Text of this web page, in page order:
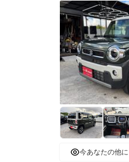
今あなたの他に